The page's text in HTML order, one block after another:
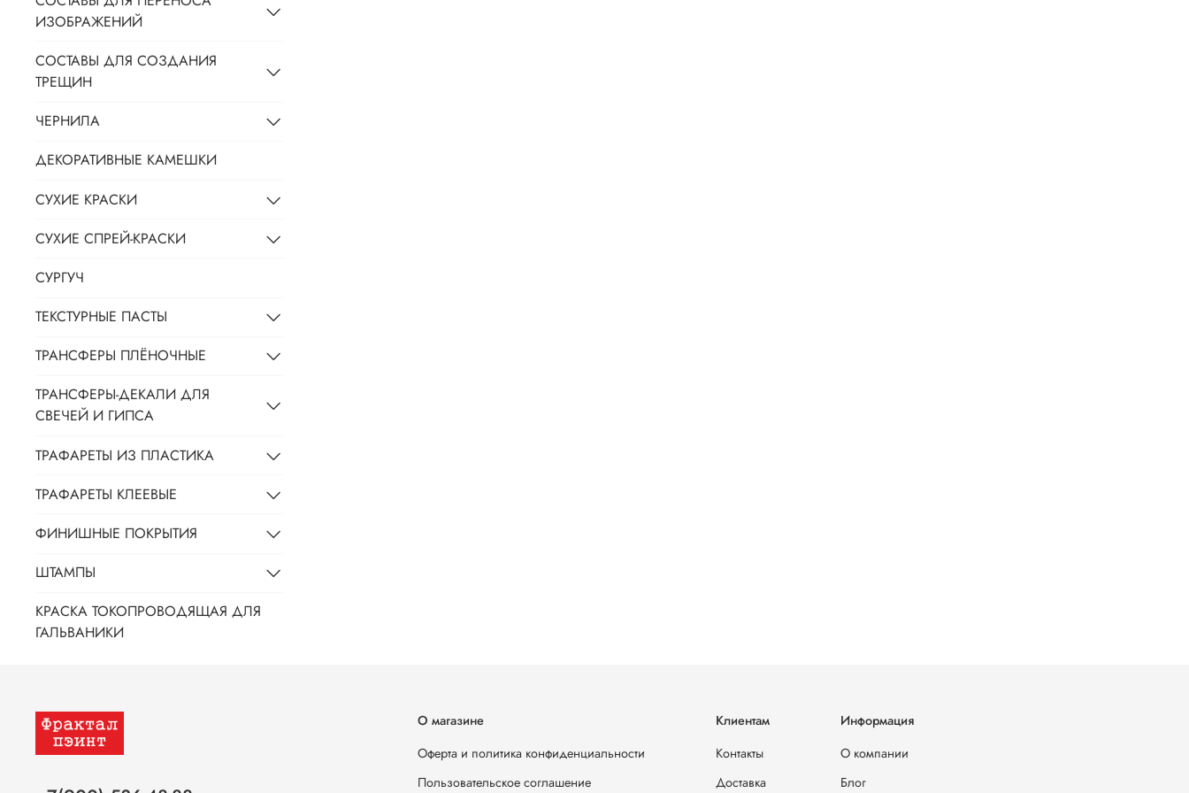
ИЗОБРАЖЕНИЙ
СОСТАВЫ ДЛЯ СОЗДАНИЯ
ТРЕЩИН
ЧЕРНИЛА
ДЕКОРАТИВНЫЕ КАМЕШКИ
СУХИЕ КРАСКИ
СУХИЕ СПРЕЙ-КРАСКИ
СУРГУЧ
ТЕКСТУРНЫЕ ПАСТЫ
ТРАНСФЕРЫ ПЛЁНОЧНЫЕ
ТРАНСФЕРЫ-ДЕКАЛИ ДЛЯ
СВЕЧЕЙ И ГИПСА
ТРАФАРЕТЫ ИЗ ПЛАСТИКА
ТРАФАРЕТЫ КЛЕЕВЫЕ
ФИНИШНЫЕ ПОКРЫТИЯ
ШТАМПЫ
КРАСКА ТОКОПРОВОДЯЩАЯ ДЛЯ
ГАЛЬВАНИКИ
О магазине
Оферта и политика конфиденциальности
Пользовательское соглашение
Клиентам
Контакты
Доставка
Информация
О компании
Блог